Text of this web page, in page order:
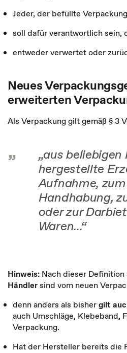
Jeder, der befüllte
soll dafür verantwortlich sein,
entweder verwertet oder
Neues
erweiterten
Als Verpackung gilt gemäß § 3
„aus
hergestellte
Aufnahme,
Handhabung,
oder zur
Waren...“
Hinweis: Nach dieser Definition
Händlersind vom neuen
denn anders als bishergilt
auch Umschläge, Klebeband,
Verpackung.
Hat der Hersteller bereits die